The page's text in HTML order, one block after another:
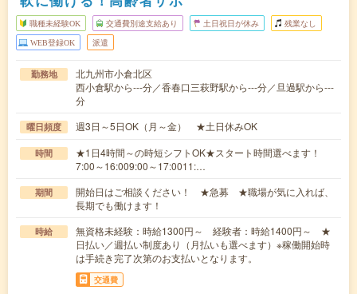
職種未経験OK 交通費別途支給あり 土日祝日が休み 残業なし
WEB登録OK 派遣
勤務地
北九州市小倉北区
西小倉駅から---分／香春口三萩野駅から---分／旦過駅から---
分
曜日頻度 週3日～5日OK（月～金） ★土日休みOK
時間
★1日4時間～の時短シフトOK★スタート時間選べます！
7:00～16:009:00～17:0011:…
期間
開始日はご相談ください！ ★急募 ★職場が気に入れば、
長期でも働けます！
時給
無資格未経験：時給1300円～ 経験者：時給1400円～ ★
日払い／週払い制度あり（月払いも選べます）※稼働開始時
は手続き完了次第のお支払いとなります。
交通費